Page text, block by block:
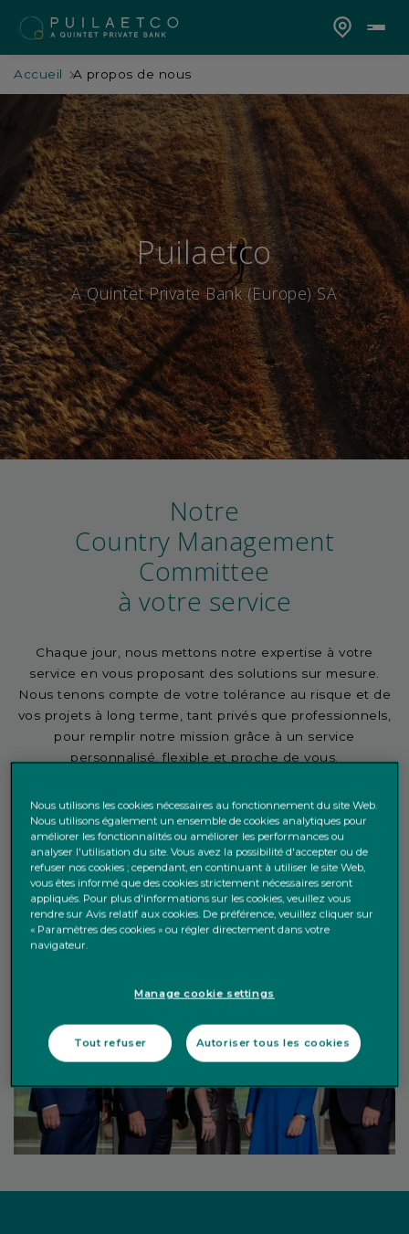
Accueil A propos de nous
Puilaetco
A Quintet Private Bank (Europe) SA
Notre
Country Management
Committee
à votre service
Chaque jour, nous mettons notre expertise à votre
service en vous proposant des solutions sur mesure.
Nous tenons compte de votre tolérance au risque et de
vos projets à long terme, tant privés que professionnels,
pour remplir notre mission grâce à un service
personnalisé, flexible et proche de vous.
EN SAVOIR PLUS
Nous utilisons les cookies nécessaires au fonctionnement du site Web.
Nous utilisons également un ensemble de cookies analytiques pour
améliorer les fonctionnalités ou améliorer les performances ou
analyser l'utilisation du site. Vous avez la possibilité d'accepter ou de
refuser nos cookies ; cependant, en continuant à utiliser le site Web,
vous êtes informé que des cookies strictement nécessaires seront
appliqués. Pour plus d'informations sur les cookies, veuillez vous
rendre sur Avis relatif aux cookies. De préférence, veuillez cliquer sur
« Paramètres des cookies » ou régler directement dans votre
navigateur.
Manage cookie settings
Tout refuser Autoriser tous les cookies